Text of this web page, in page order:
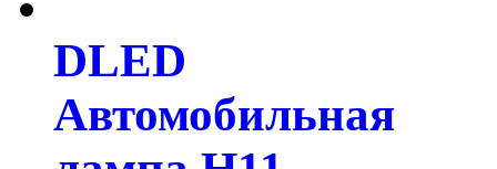
DLED
Автомобильная